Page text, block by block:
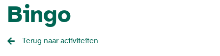
Bingo
Terug naar activiteiten